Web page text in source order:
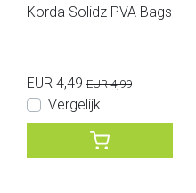
Korda Solidz PVA Bags
EUR 4,49 EUR 4,99
Vergelijk